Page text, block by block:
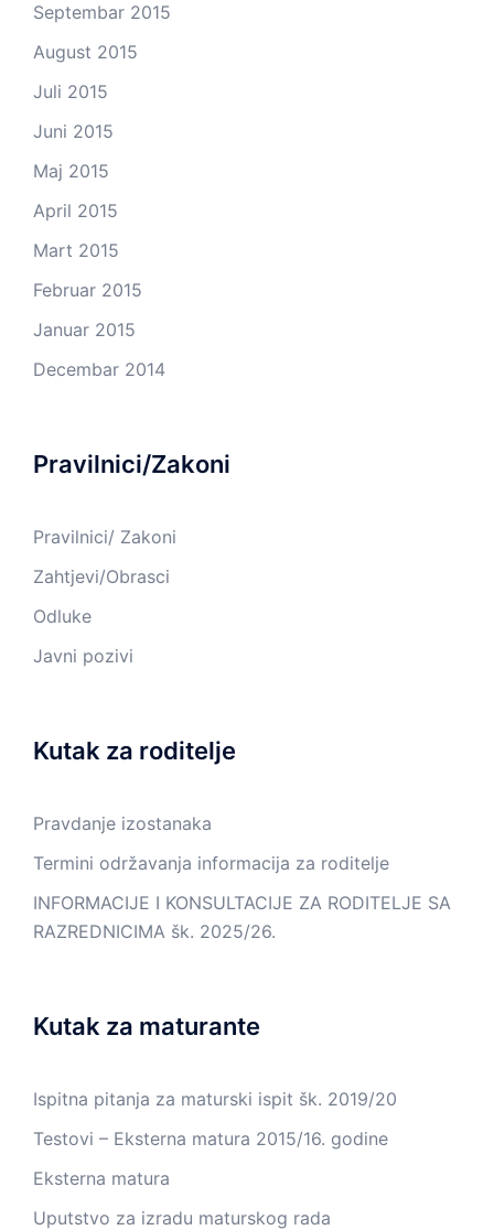
Septembar 2015
August 2015
Juli 2015
Juni 2015
Maj 2015
April 2015
Mart 2015
Februar 2015
Januar 2015
Decembar 2014
Pravilnici/Zakoni
Pravilnici/ Zakoni
Zahtjevi/Obrasci
Odluke
Javni pozivi
Kutak za roditelje
Pravdanje izostanaka
Termini održavanja informacija za roditelje
INFORMACIJE I KONSULTACIJE ZA RODITELJE SA
RAZREDNICIMA šk. 2025/26.
Kutak za maturante
Ispitna pitanja za maturski ispit šk. 2019/20
Testovi – Eksterna matura 2015/16. godine
Eksterna matura
Uputstvo za izradu maturskog rada